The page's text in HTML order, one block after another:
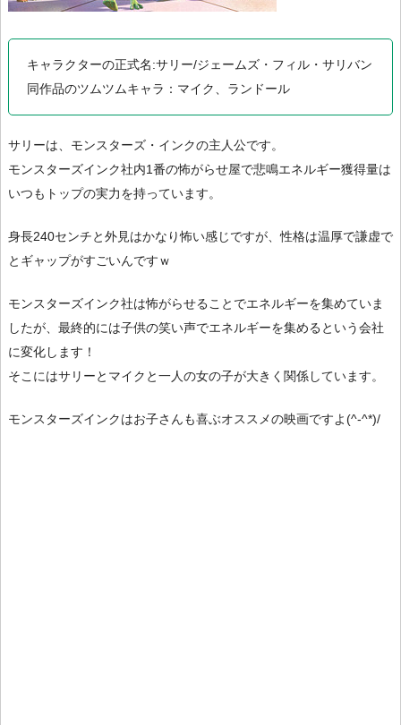
キャラクターの正式名:サリー/ジェームズ・フィル・サリバン
同作品のツムツムキャラ：マイク、ランドール
サリーは、モンスターズ・インクの主人公です。
モンスターズインク社内1番の怖がらせ屋で悲鳴エネルギー獲得量は
いつもトップの実力を持っています。
身長240センチと外見はかなり怖い感じですが、性格は温厚で謙虚で
とギャップがすごいんですｗ
モンスターズインク社は怖がらせることでエネルギーを集めていま
したが、最終的には子供の笑い声でエネルギーを集めるという会社
に変化します！
そこにはサリーとマイクと一人の女の子が大きく関係しています。
モンスターズインクはお子さんも喜ぶオススメの映画ですよ(^-^*)/